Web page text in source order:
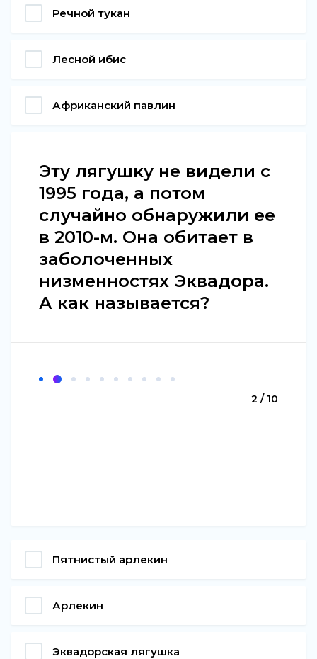
Речной тукан
Лесной ибис
Африканский павлин
Эту лягушку не видели с
1995 года, а потом
случайно обнаружили ее
в 2010-м. Она обитает в
заболоченных
низменностях Эквадора.
А как называется?
2 / 10
Пятнистый арлекин
Арлекин
Эквадорская лягушка